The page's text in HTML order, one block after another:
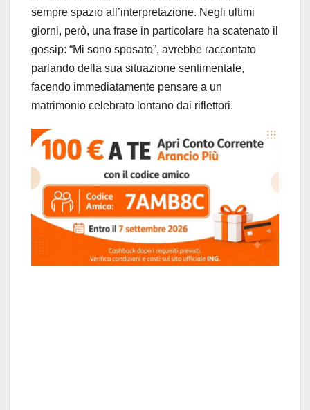
sempre spazio all’interpretazione. Negli ultimi
giorni, però, una frase in particolare ha scatenato il
gossip: “Mi sono sposato”, avrebbe raccontato
parlando della sua situazione sentimentale,
facendo immediatamente pensare a un
matrimonio celebrato lontano dai riflettori.